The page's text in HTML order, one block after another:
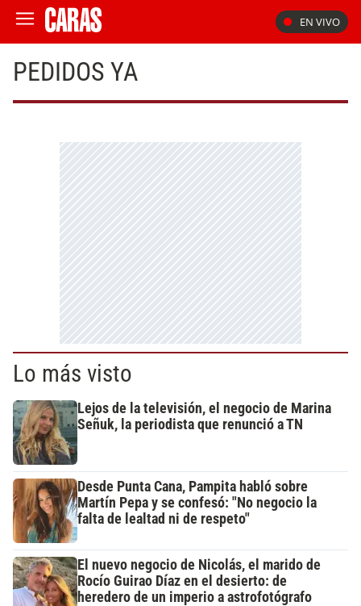
EN VIVO
PEDIDOS YA
Lo más visto
Lejos de la televisión, el negocio de Marina
Señuk, la periodista que renunció a TN
Desde Punta Cana, Pampita habló sobre
Martín Pepa y se confesó: "No negocio la
falta de lealtad ni de respeto"
El nuevo negocio de Nicolás, el marido de
Rocío Guirao Díaz en el desierto: de
heredero de un imperio a astrofotógrafo